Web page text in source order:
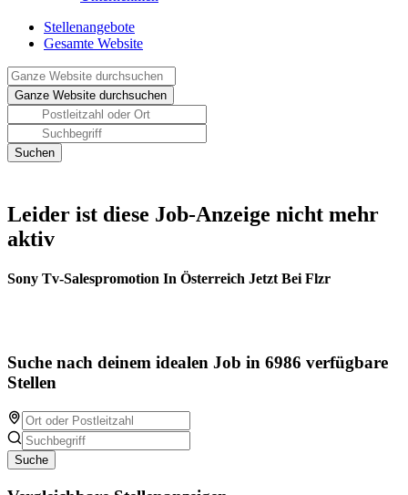
Stellenangebote
Gesamte Website
Leider ist diese Job-Anzeige nicht mehr
aktiv
Sony Tv-Salespromotion In Österreich Jetzt Bei Flzr
Suche nach deinem idealen Job in 6986 verfügbare
Stellen
Suche